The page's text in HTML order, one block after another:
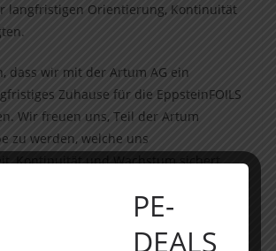
langfristigen Orientierung, Kontinuität
dass wir mit der Artum AG ein
Zuhause für die EppsteinFOILS
Wir freuen uns, Teil der Artum
zu werden, welche uns
Kontinuität und Wachstum sichert
von EppsteinFOILS.
PE-
DEALS